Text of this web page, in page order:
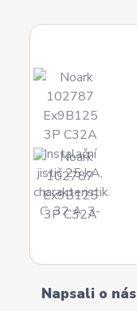
Napsali o nás